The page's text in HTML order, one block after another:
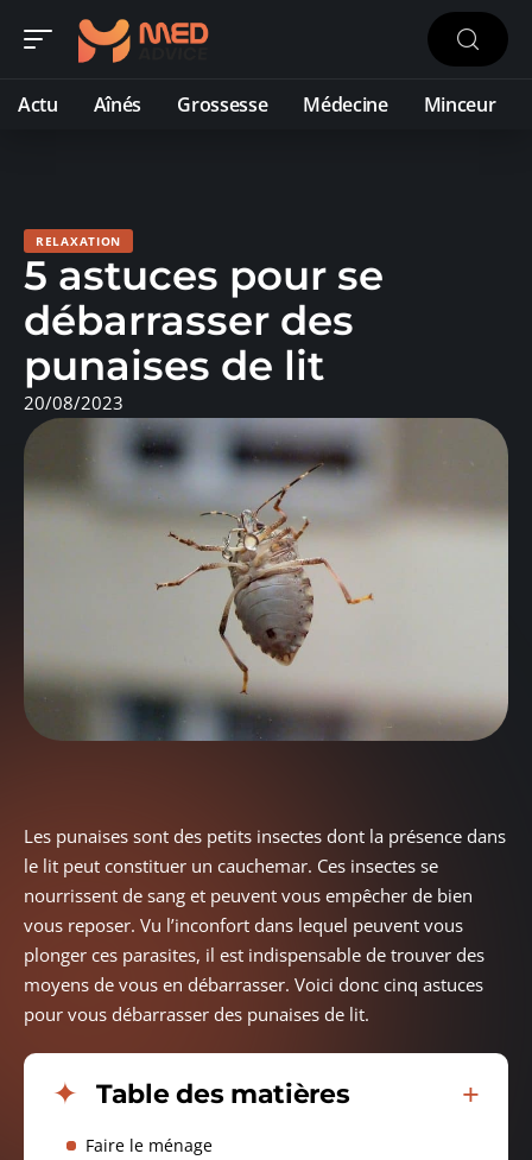
Actu Aînés Grossesse Médecine Minceur
RELAXATION
5 astuces pour se
débarrasser des
punaises de lit
20/08/2023
Les punaises sont des petits insectes dont la présence dans
le lit peut constituer un cauchemar. Ces insectes se
nourrissent de sang et peuvent vous empêcher de bien
vous reposer. Vu l’inconfort dans lequel peuvent vous
plonger ces parasites, il est indispensable de trouver des
moyens de vous en débarrasser. Voici donc cinq astuces
pour vous débarrasser des punaises de lit.
Table des matières
Faire le ménage